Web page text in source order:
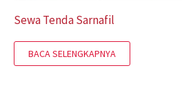
Sewa Tenda Sarnafil
BACA SELENGKAPNYA